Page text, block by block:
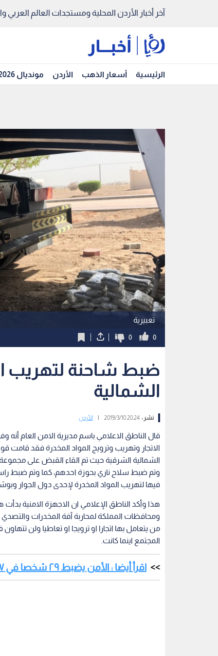
آخر أخبار الأردن المحلية ومستجدات العالم العربي
الرئيسية أسعار الذهب الأردن مونديال 2026
تعبيرية
0
0
ضبط شاحنة لتهريب
الشمالية
نشر :20:24 2019/3/10 الأردن
قال الناطق الاعلامي باسم مديرية الامن العام أنه
الاتجار وتهريب وترويج المواد المخدرة فقد قامت
الشمالية الشرقية حيث تم القاء القبض على
وتم ضبط سلاح ناري بحوزة احدهم، كما وتم ضبط
فيها لتهريب المواد المخدرة لإحدى دول الجوار
هذا وأكد الناطق الإعلامي ان الاجهزة الامنية
ومحافظات المملكة لمحاربة آفة المخدرات
من يتعامل بها اتجارا او ترويجا او تعاطيا ولن
المجتمع اينما كانت.
اقرأ أيضا : الأمن يضبط ٢٩ شخصا في ١٧ قضية مخدرات